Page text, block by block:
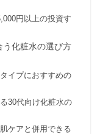
円以上の投資す
う化粧水の選び方
イプにおすすめの
30代向け化粧水の
ケアと併用できる